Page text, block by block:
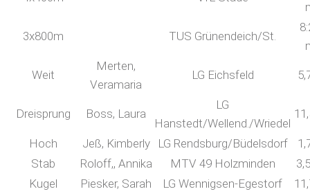
3x800m TUS Grünendeich/St.
Weit
Merten,
Veramaria
LG Eichsfeld
Dreisprung Boss, Laura
LG
Hanstedt/Wellend./Wriedel
Hoch Jeß, Kimberly LG Rendsburg/Büdelsdorf
Stab
Roloff,, Annika MTV 49 Holzminden
Kugel
Piesker, Sarah LG Wennigsen-Egestorf